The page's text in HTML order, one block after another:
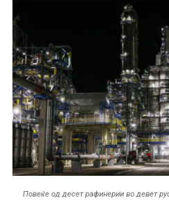
Повеќе од десет рафинерии во девет